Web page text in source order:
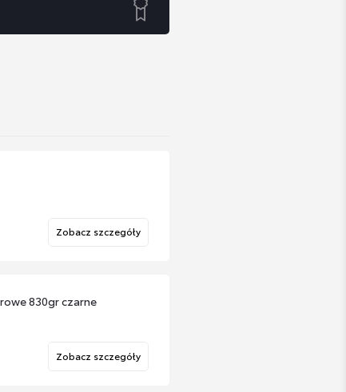
Zobacz szczegóły
830gr czarne
Zobacz szczegóły